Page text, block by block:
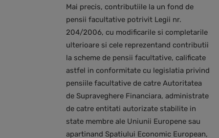
Mai precis, contributiile la un fond de
pensii facultative potrivit Legii nr.
204/2006, cu modificarile si completarile
ulterioare si cele reprezentand contributii
la scheme de pensii facultative, calificate
astfel in conformitate cu legislatia privind
pensiile facultative de catre Autoritatea
de Supraveghere Financiara, administrate
de catre entitati autorizate stabilite in
state membre ale Uniunii Europene sau
apartinand Spatiului Economic European,